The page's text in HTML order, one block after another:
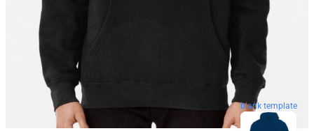
blank template